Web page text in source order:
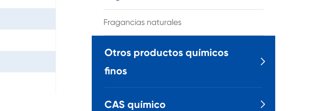
Fragancias naturales
Otros productos químicos
finos

CAS químico 